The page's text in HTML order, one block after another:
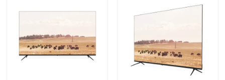
Умное ТВ СИД